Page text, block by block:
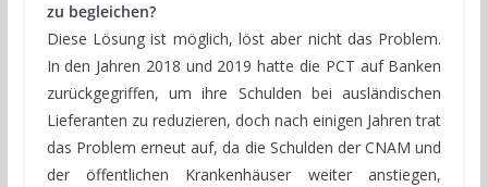
zu begleichen?
Diese Lösung ist möglich, löst aber nicht das Problem.
In den Jahren 2018 und 2019 hatte die PCT auf Banken
zurückgegriffen, um ihre Schulden bei ausländischen
Lieferanten zu reduzieren, doch nach einigen Jahren trat
das Problem erneut auf, da die Schulden der CNAM und
der öffentlichen Krankenhäuser weiter anstiegen,